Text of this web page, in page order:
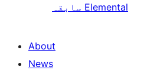
سابقہ Elemental
About
News